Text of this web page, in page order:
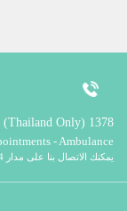
1378 (Thailand Only)
- Ambulance
يمكنك الاتصال بنا على مدار 24 ساعة